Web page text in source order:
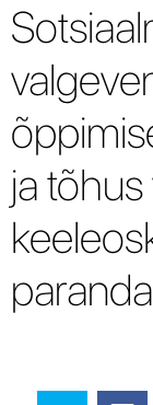
ja